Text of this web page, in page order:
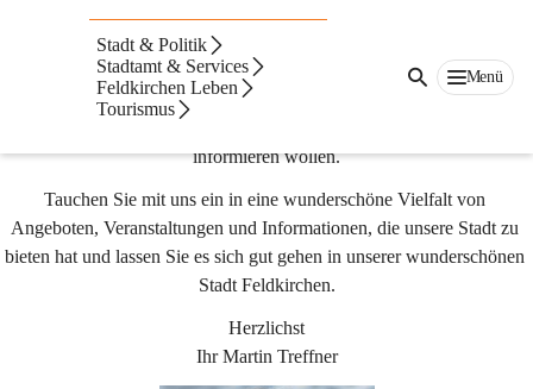
Stadt & Politik
Stadtamt & Services
Feldkirchen Leben
Tourismus
Menü
Liebe Bürgerinnen und Bürger!
Als Bürgermeister der Stadtgemeinde Feldkirchen in Kärnten darf ich
Sie ganz herzlich auf unserer Website begrüßen!
informieren wollen.
Tauchen Sie mit uns ein in eine wunderschöne Vielfalt von
Angeboten, Veranstaltungen und Informationen, die unsere Stadt zu
bieten hat und lassen Sie es sich gut gehen in unserer wunderschönen
Stadt Feldkirchen.
Herzlichst
Ihr Martin Treffner